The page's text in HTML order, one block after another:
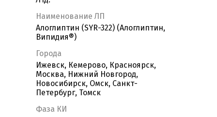
Наименование ЛП
Алоглиптин (SYR-322) (Алоглиптин,
Випидия®)
Города
Ижевск, Кемерово, Красноярск,
Москва, Нижний Новгород,
Новосибирск, Омск, Санкт-
Петербург, Томск
Фаза КИ